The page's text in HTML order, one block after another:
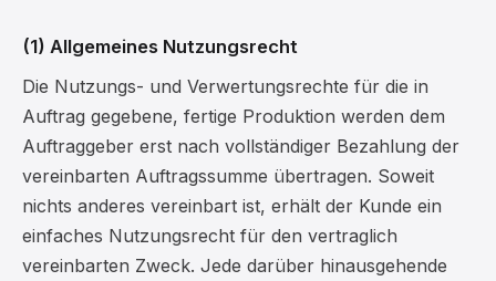
(1) Allgemeines Nutzungsrecht
Die Nutzungs- und Verwertungsrechte für die in
Auftrag gegebene, fertige Produktion werden dem
Auftraggeber erst nach vollständiger Bezahlung der
vereinbarten Auftragssumme übertragen. Soweit
nichts anderes vereinbart ist, erhält der Kunde ein
einfaches Nutzungsrecht für den vertraglich
vereinbarten Zweck. Jede darüber hinausgehende